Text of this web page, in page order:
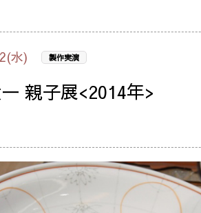
水) 製作実演
親子展<2014年>